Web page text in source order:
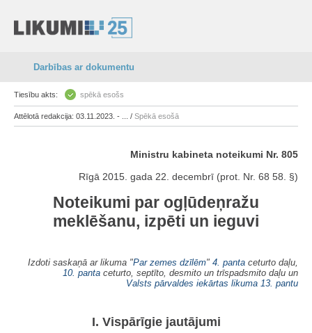
Darbības ar dokumentu
Tiesību akts: spēkā esošs
Attēlotā redakcija: 03.11.2023. - ... / Spēkā esošā
Ministru kabineta noteikumi Nr. 805
Rīgā 2015. gada 22. decembrī (prot. Nr. 68 58. §)
Noteikumi par ogļūdeņražu
meklēšanu, izpēti un ieguvi
Izdoti saskaņā ar likuma "Par zemes dzīlēm" 4. panta ceturto daļu,
10. panta ceturto, septīto, desmito un trīspadsmito daļu un
Valsts pārvaldes iekārtas likuma 13. pantu
I. Vispārīgie jautājumi